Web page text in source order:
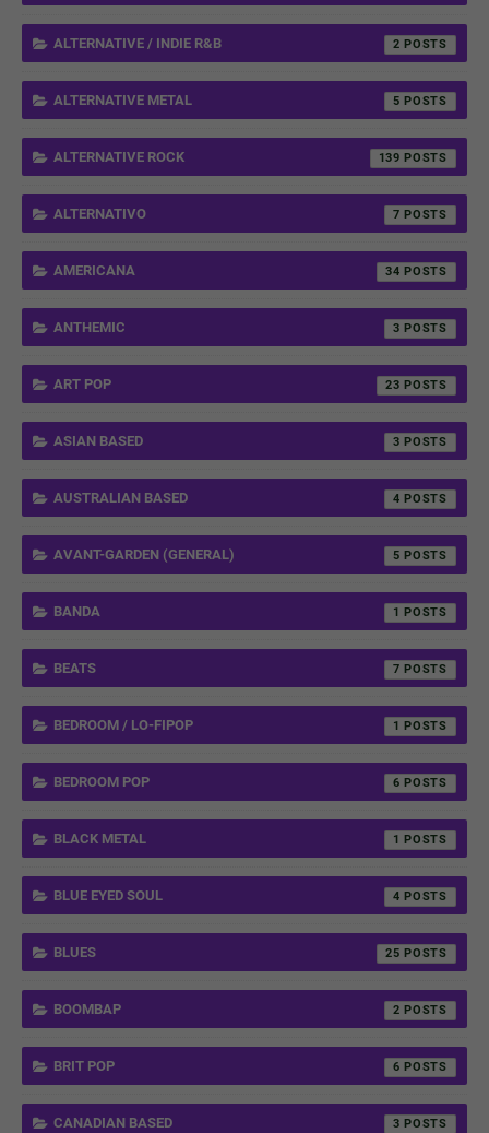
ALTERNATIVE / INDIE R&B 2
ALTERNATIVE METAL 5
ALTERNATIVE ROCK 139
ALTERNATIVO 7
AMERICANA 34
ANTHEMIC 3
ART POP 23
ASIAN BASED 3
AUSTRALIAN BASED 4
AVANT-GARDEN (GENERAL) 5
BANDA 1
BEATS 7
BEDROOM / LO-FIPOP 1
BEDROOM POP 6
BLACK METAL 1
BLUE EYED SOUL 4
BLUES 25
BOOMBAP 2
BRIT POP 6
CANADIAN BASED 3